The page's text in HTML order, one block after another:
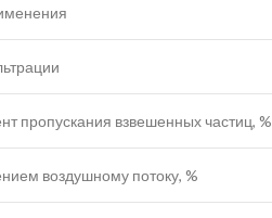
пропускания взвешенных частиц, %
воздушному потоку, %